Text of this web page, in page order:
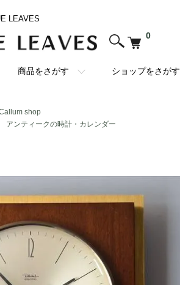
LEAVES
0
商品をさがす ショップをさがす
shop
アンティークの時計・カレンダー